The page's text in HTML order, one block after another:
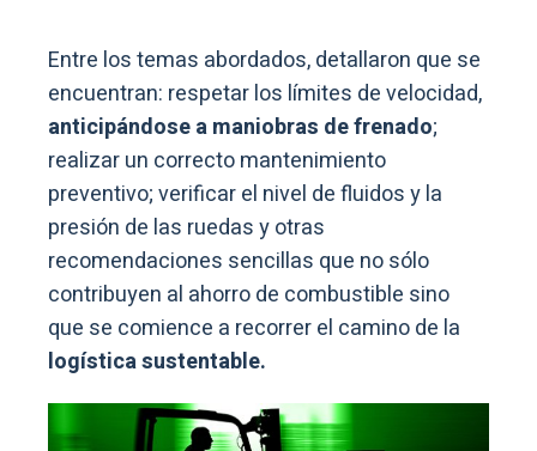
Entre los temas abordados, detallaron que se
encuentran: respetar los límites de velocidad,
anticipándose a maniobras de frenado;
realizar un correcto mantenimiento
preventivo; verificar el nivel de fluidos y la
presión de las ruedas y otras
recomendaciones sencillas que no sólo
contribuyen al ahorro de combustible sino
que se comience a recorrer el camino de la
logística sustentable.